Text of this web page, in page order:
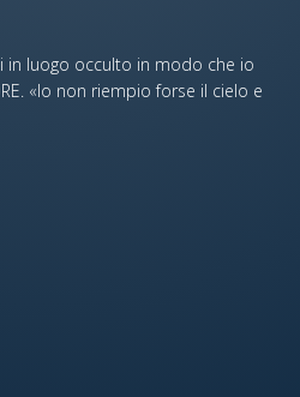
in luogo occulto in modo che io
«Io non riempio forse il cielo e